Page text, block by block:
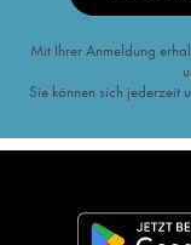
Mit Ihrer Anmeldung
Sie können sich jederzeit